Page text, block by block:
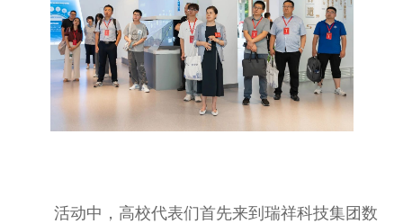
活动中，高校代表们首先来到瑞祥科技集团数